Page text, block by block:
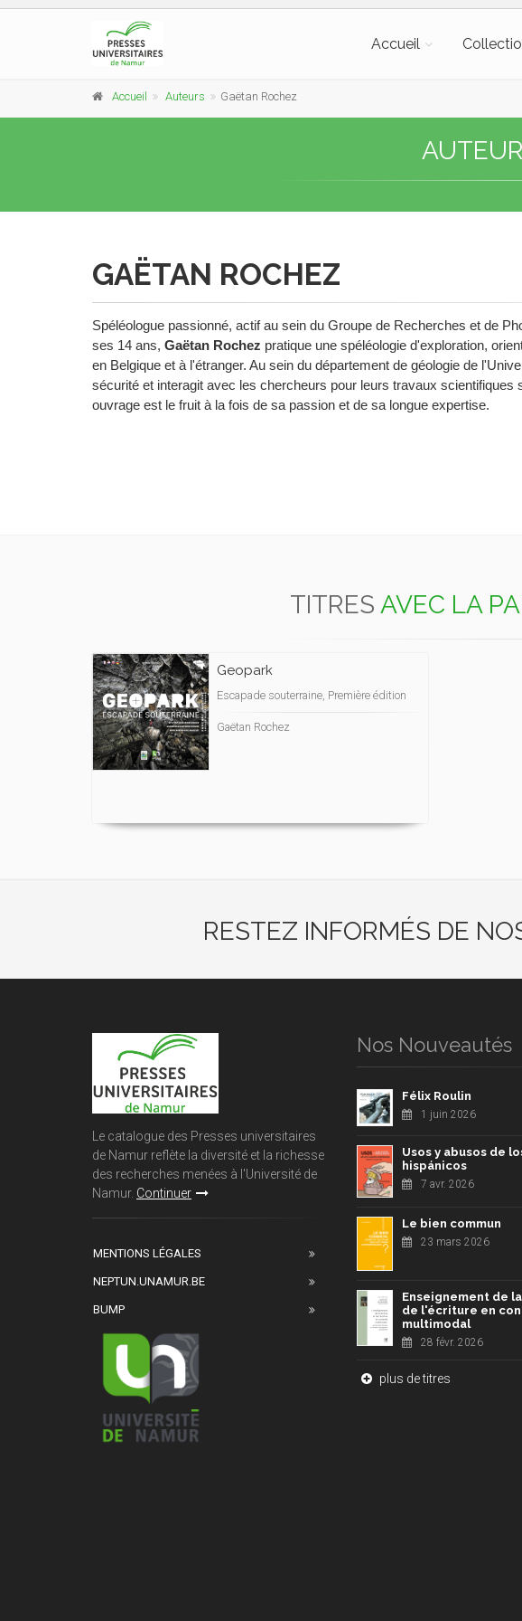
Accueil
Accueil Auteurs Gaëtan Rochez
GAËTAN ROCHEZ
Spéléologue passionné, actif au sein du Groupe de Recherches et de
ses 14 ans, Gaëtan Rochez pratique une spéléologie d'exploration,
en Belgique et à l'étranger. Au sein du département de géologie de
sécurité et interagit avec les chercheurs pour leurs travaux scientifiques
ouvrage est le fruit à la fois de sa passion et de sa longue expertise.
TITRES AVEC LA
Geopark
Escapade souterraine, Première édition
Gaëtan Rochez
RESTEZ INFORMÉS DE
Le catalogue des Presses universitaires
de Namur reflète la diversité et la richesse
des recherches menées à l'Université de
Namur. Continuer
MENTIONS LÉGALES
NEPTUN.UNAMUR.BE
BUMP
Nos Nouveautés
Félix Roulin
1 juin 2026
Usos y abusos de
hispánicos
7 avr. 2026
Le bien commun
23 mars 2026
Enseignement de
de l'écriture en
multimodal
28 févr. 2026
plus de titres